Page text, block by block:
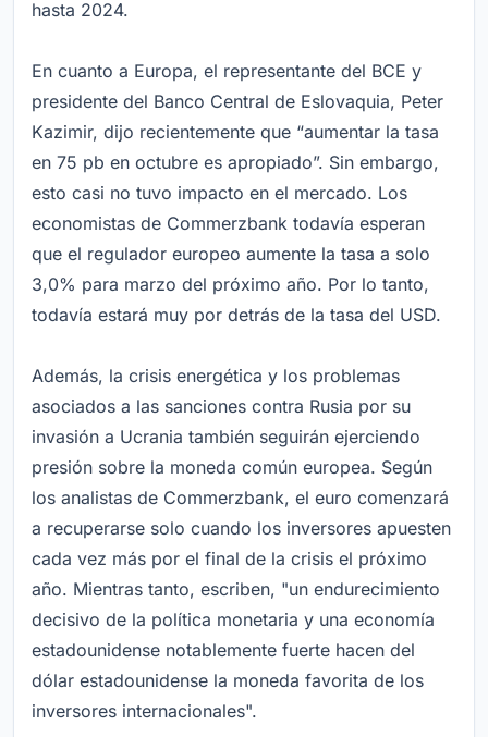
hasta 2024.
En cuanto a Europa, el representante del BCE y
presidente del Banco Central de Eslovaquia, Peter
Kazimir, dijo recientemente que “aumentar la tasa
en 75 pb en octubre es apropiado”. Sin embargo,
esto casi no tuvo impacto en el mercado. Los
economistas de Commerzbank todavía esperan
que el regulador europeo aumente la tasa a solo
3,0% para marzo del próximo año. Por lo tanto,
todavía estará muy por detrás de la tasa del USD.
Además, la crisis energética y los problemas
asociados a las sanciones contra Rusia por su
invasión a Ucrania también seguirán ejerciendo
presión sobre la moneda común europea. Según
los analistas de Commerzbank, el euro comenzará
a recuperarse solo cuando los inversores apuesten
cada vez más por el final de la crisis el próximo
año. Mientras tanto, escriben, "un endurecimiento
decisivo de la política monetaria y una economía
estadounidense notablemente fuerte hacen del
dólar estadounidense la moneda favorita de los
inversores internacionales".